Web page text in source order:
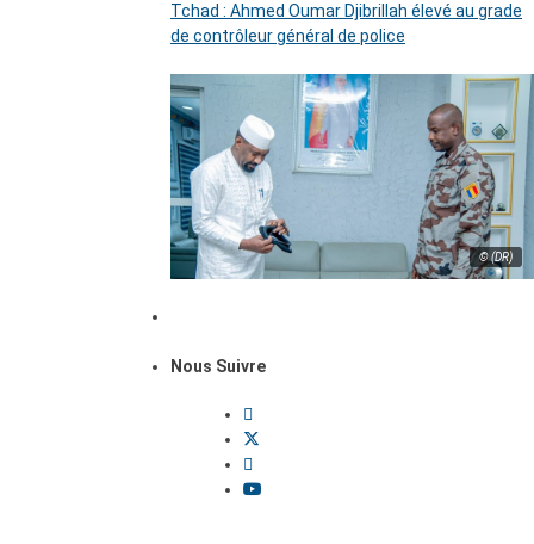
Tchad : Ahmed Oumar Djibrillah élevé au grade
de contrôleur général de police
© (DR)
Nous Suivre